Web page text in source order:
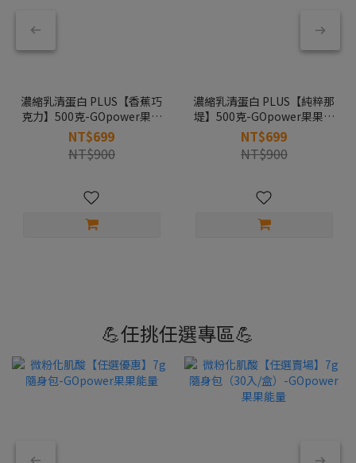
濃縮乳清蛋白 PLUS【香蕉巧
克力】500克-GOpower果果
能量
NT$699
NT$900
濃縮乳清蛋白 PLUS【純粹那
堤】500克-GOpower果果能
量
NT$699
NT$900
💪任挑任選專區💪